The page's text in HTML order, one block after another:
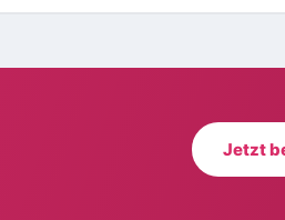
Jetzt